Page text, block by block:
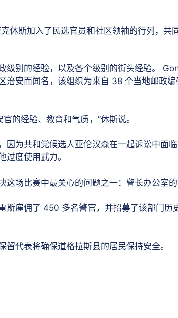
休斯加入了民选官员和社区领袖的行列，共
级别的经验，以及各个级别的街头经验。
治安而闻名，该组织为来自 38 个当地邮政
的经验、教育和气质，”休斯说。
因为共和党候选人亚伦汉森在一起诉讼中面
过度使用武力。
这场比赛中最关心的问题之一：警长办公室的
斯雇佣了 450 多名警官，并招募了该部门历
代表将确保道格拉斯县的居民保持安全。